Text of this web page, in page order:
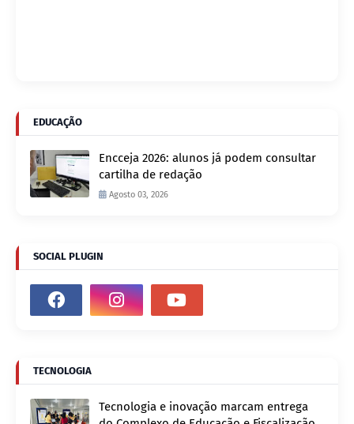
EDUCAÇÃO
Encceja 2026: alunos já podem consultar
cartilha de redação
Agosto 03, 2026
SOCIAL PLUGIN
TECNOLOGIA
Tecnologia e inovação marcam entrega